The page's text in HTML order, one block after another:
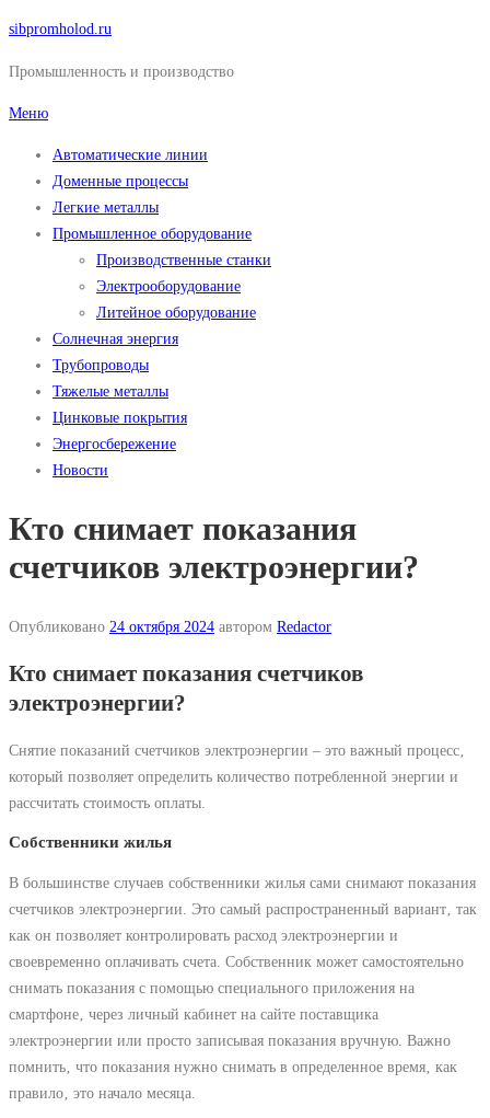
Перейти
содержимому
sibpromholod.ru
Промышленность и производство
Меню
Автоматические линии
Доменные процессы
Легкие металлы
Промышленное оборудование
Производственные станки
Электрооборудование
Литейное оборудование
Солнечная энергия
Трубопроводы
Тяжелые металлы
Цинковые покрытия
Энергосбережение
Новости
Кто снимает показания
счетчиков электроэнергии?
Опубликовано 24 октября 2024 автором Redactor
Кто снимает показания счетчиков
электроэнергии?
Снятие показаний счетчиков электроэнергии – это важный процесс‚
который позволяет определить количество потребленной энергии и
рассчитать стоимость оплаты.
Собственники жилья
В большинстве случаев собственники жилья сами снимают показания
счетчиков электроэнергии. Это самый распространенный вариант‚ так
как он позволяет контролировать расход электроэнергии и
своевременно оплачивать счета. Собственник может самостоятельно
снимать показания с помощью специального приложения на
смартфоне‚ через личный кабинет на сайте поставщика
электроэнергии или просто записывая показания вручную. Важно
помнить‚ что показания нужно снимать в определенное время‚ как
правило‚ это начало месяца.